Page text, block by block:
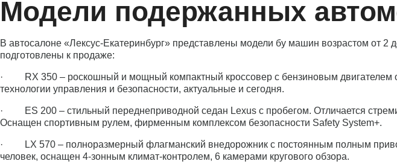
Модели подержанных
В автосалоне «Лексус-Екатеринбург» представлены модели бу машин возрастом от
подготовлены к продаже:
· RX 350 – роскошный и мощный компактный кроссовер с бензиновым двигателем
технологии управления и безопасности, актуальные и сегодня.
· ES 200 – стильный переднеприводной седан Lexus с пробегом. Отличается
Оснащен спортивным рулем, фирменным комплексом безопасности Safety System+.
· LX 570 – полноразмерный флагманский внедорожник с постоянным полным
человек, оснащен 4-зонным климат-контролем, 6 камерами кругового обзора.